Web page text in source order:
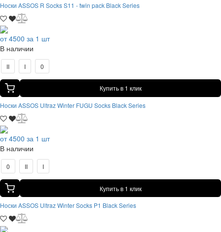
Носки ASSOS R Socks S11 - twin pack Black Series
от 4500 за 1 шт
В наличии
II I 0
Купить в 1 клик
Носки ASSOS Ultraz Winter FUGU Socks Black Series
от 4500 за 1 шт
В наличии
0 II I
Купить в 1 клик
Носки ASSOS Ultraz Winter Socks P1 Black Series